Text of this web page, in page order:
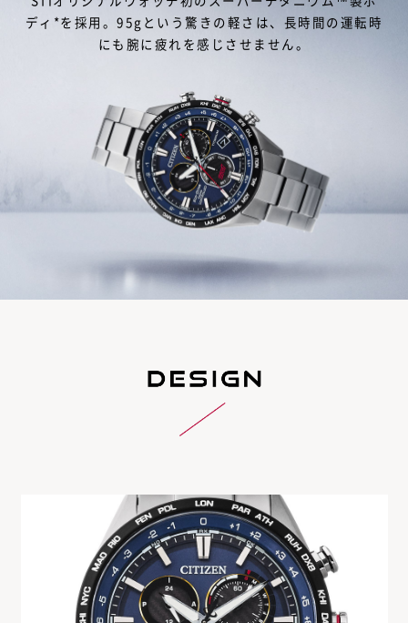
ディ*を採用。95gという驚きの軽さは、長時間の運転時
にも腕に疲れを感じさせません。